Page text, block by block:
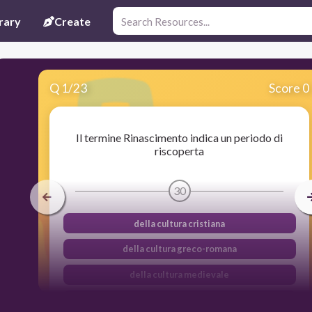
Create
Q 1/23 Score 0
Il termine Rinascimento indica un periodo di
riscoperta
30
della cultura cristiana
della cultura greco-romana
della cultura medievale